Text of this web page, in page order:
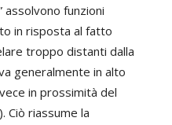
assolvono funzioni
in risposta al fatto
troppo distanti dalla
generalmente in alto
in prossimità del
Ciò riassume la